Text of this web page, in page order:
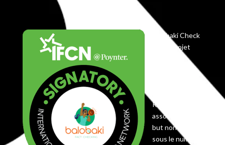
Balobaki Check
est le projet
éditorial du
RDC comme
association à
but non lucratif
sous le numéro